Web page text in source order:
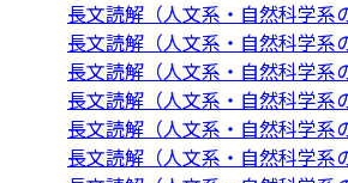
長文読解（人文系・自然科学系
長文読解（人文系・自然科学系
長文読解（人文系・自然科学系
長文読解（人文系・自然科学系
長文読解（人文系・自然科学系
長文読解（人文系・自然科学系